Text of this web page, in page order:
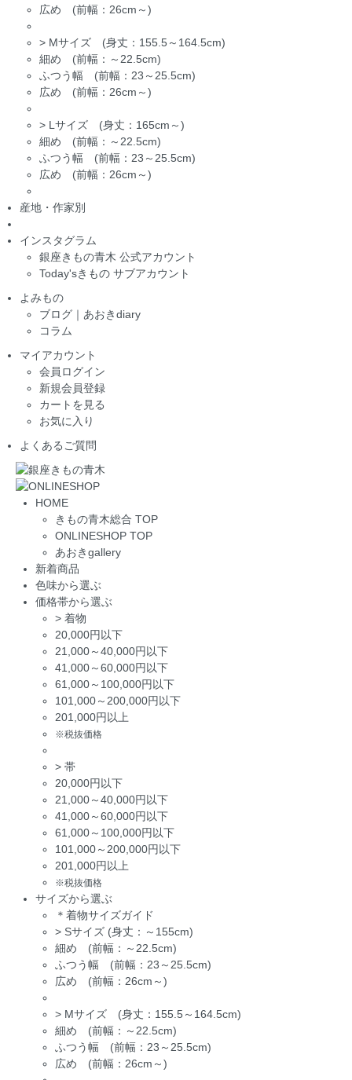
広め (前幅：26cm～)
> Mサイズ (身丈：155.5～164.5cm)
細め (前幅：～22.5cm)
ふつう幅 (前幅：23～25.5cm)
広め (前幅：26cm～)
> Lサイズ (身丈：165cm～)
細め (前幅：～22.5cm)
ふつう幅 (前幅：23～25.5cm)
広め (前幅：26cm～)
産地・作家別
インスタグラム
銀座きもの青木 公式アカウント
Today'sきもの サブアカウント
よみもの
ブログ｜あおきdiary
コラム
マイアカウント
会員ログイン
新規会員登録
カートを見る
お気に入り
よくあるご質問
HOME
きもの青木総合 TOP
ONLINESHOP TOP
あおきgallery
新着商品
色味から選ぶ
価格帯から選ぶ
> 着物
20,000円以下
21,000～40,000円以下
41,000～60,000円以下
61,000～100,000円以下
101,000～200,000円以下
201,000円以上
※税抜価格
> 帯
20,000円以下
21,000～40,000円以下
41,000～60,000円以下
61,000～100,000円以下
101,000～200,000円以下
201,000円以上
※税抜価格
サイズから選ぶ
＊着物サイズガイド
> Sサイズ (身丈：～155cm)
細め (前幅：～22.5cm)
ふつう幅 (前幅：23～25.5cm)
広め (前幅：26cm～)
> Mサイズ (身丈：155.5～164.5cm)
細め (前幅：～22.5cm)
ふつう幅 (前幅：23～25.5cm)
広め (前幅：26cm～)